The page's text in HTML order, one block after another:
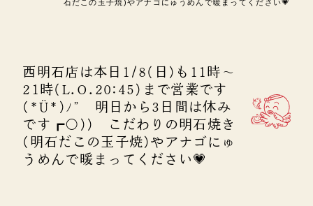
石だこの玉子焼)やアナゴにゅうめんで暖まってください💗
西明石店は本日1/8(日)も11時～
21時(L.O.20:45)まで営業です
(*Ü*)ﾉ” 明日から3日間は休み
です┏○)) こだわりの明石焼き
(明石だこの玉子焼)やアナゴにゅ
うめんで暖まってください💗